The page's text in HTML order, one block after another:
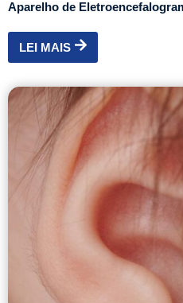
Aparelho de
LEI MAIS